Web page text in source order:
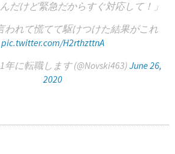
だけど緊急だからすぐ対応して！」
われて慌てて駆けつけた結果がこれ
pic.twitter.com/H2rthzttnA
年に転職します (@Novski463) June 26,
2020